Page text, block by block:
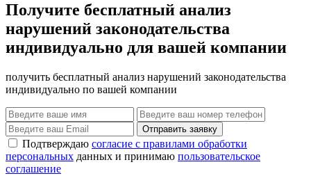
Получите бесплатный анализ
нарушений законодательства
индивидуально для вашей компании
получить бесплатный анализ нарушений законодательства
индивидуально по вашей компании
Отправить заявку
Подтверждаю согласие с правилами обработки
персональных данных и принимаю пользовательское
соглашение